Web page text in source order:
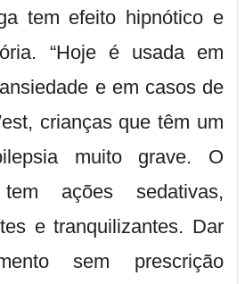
tem efeito hipnótico e
“Hoje é usada em
e em casos de
crianças que têm um
muito grave. O
tem ações sedativas,
e tranquilizantes. Dar
sem prescrição